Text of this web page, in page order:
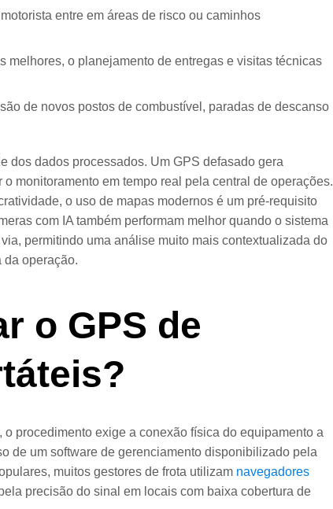
entre em áreas de risco ou caminhos
melhores, o planejamento de entregas e visitas técnicas
de novos postos de combustível, paradas de descanso
dos dados processados. Um GPS defasado gera
monitoramento em tempo real pela central de operações.
o uso de mapas modernos é um pré-requisito
com IA também performam melhor quando o sistema
permitindo uma análise muito mais contextualizada do
da operação.
o GPS de
procedimento exige a conexão física do equipamento a
de um software de gerenciamento disponibilizado pela
muitos gestores de frota utilizam navegadores
precisão do sinal em locais com baixa cobertura de